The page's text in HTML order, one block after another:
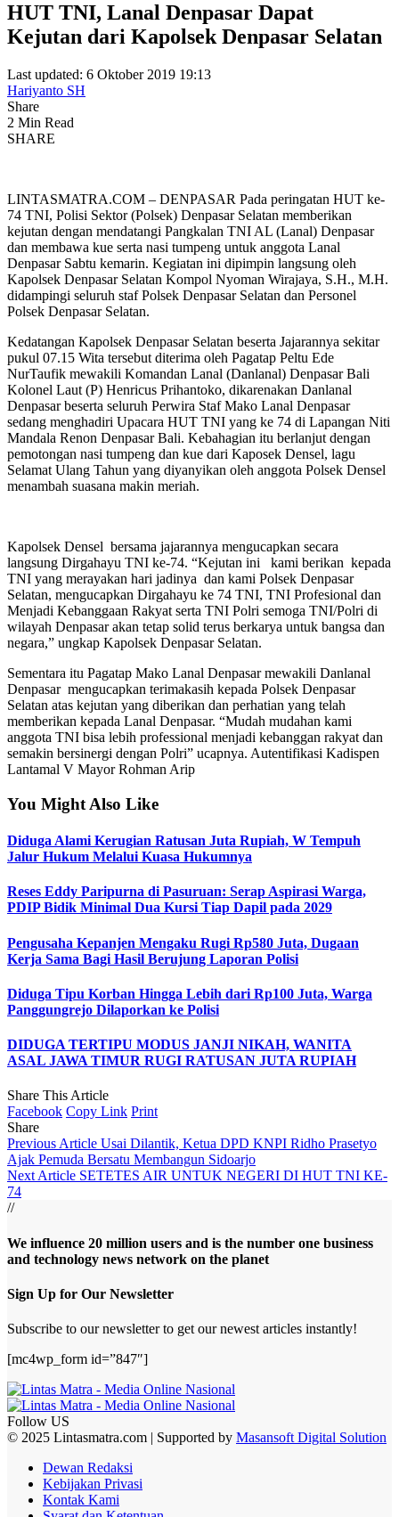
HUT TNI, Lanal Denpasar Dapat
Kejutan dari Kapolsek Denpasar Selatan
Last updated: 6 Oktober 2019 19:13
Hariyanto SH
Share
2 Min Read
SHARE
LINTASMATRA.COM – DENPASAR Pada peringatan HUT ke-
74 TNI, Polisi Sektor (Polsek) Denpasar Selatan memberikan
kejutan dengan mendatangi Pangkalan TNI AL (Lanal) Denpasar
dan membawa kue serta nasi tumpeng untuk anggota Lanal
Denpasar Sabtu kemarin. Kegiatan ini dipimpin langsung oleh
Kapolsek Denpasar Selatan Kompol Nyoman Wirajaya, S.H., M.H.
didampingi seluruh staf Polsek Denpasar Selatan dan Personel
Polsek Denpasar Selatan.
Kedatangan Kapolsek Denpasar Selatan beserta Jajarannya sekitar
pukul 07.15 Wita tersebut diterima oleh Pagatap Peltu Ede
NurTaufik mewakili Komandan Lanal (Danlanal) Denpasar Bali
Kolonel Laut (P) Henricus Prihantoko, dikarenakan Danlanal
Denpasar beserta seluruh Perwira Staf Mako Lanal Denpasar
sedang menghadiri Upacara HUT TNI yang ke 74 di Lapangan Niti
Mandala Renon Denpasar Bali. Kebahagian itu berlanjut dengan
pemotongan nasi tumpeng dan kue dari Kaposek Densel, lagu
Selamat Ulang Tahun yang diyanyikan oleh anggota Polsek Densel
menambah suasana makin meriah.
Kapolsek Densel bersama jajarannya mengucapkan secara
langsung Dirgahayu TNI ke-74. “Kejutan ini kami berikan kepada
TNI yang merayakan hari jadinya dan kami Polsek Denpasar
Selatan, mengucapkan Dirgahayu ke 74 TNI, TNI Profesional dan
Menjadi Kebanggaan Rakyat serta TNI Polri semoga TNI/Polri di
wilayah Denpasar akan tetap solid terus berkarya untuk bangsa dan
negara,” ungkap Kapolsek Denpasar Selatan.
Sementara itu Pagatap Mako Lanal Denpasar mewakili Danlanal
Denpasar mengucapkan terimakasih kepada Polsek Denpasar
Selatan atas kejutan yang diberikan dan perhatian yang telah
memberikan kepada Lanal Denpasar. “Mudah mudahan kami
anggota TNI bisa lebih professional menjadi kebanggan rakyat dan
semakin bersinergi dengan Polri” ucapnya. Autentifikasi Kadispen
Lantamal V Mayor Rohman Arip
You Might Also Like
Diduga Alami Kerugian Ratusan Juta Rupiah, W Tempuh
Jalur Hukum Melalui Kuasa Hukumnya
Reses Eddy Paripurna di Pasuruan: Serap Aspirasi Warga,
PDIP Bidik Minimal Dua Kursi Tiap Dapil pada 2029
Pengusaha Kepanjen Mengaku Rugi Rp580 Juta, Dugaan
Kerja Sama Bagi Hasil Berujung Laporan Polisi
Diduga Tipu Korban Hingga Lebih dari Rp100 Juta, Warga
Panggungrejo Dilaporkan ke Polisi
DIDUGA TERTIPU MODUS JANJI NIKAH, WANITA
ASAL JAWA TIMUR RUGI RATUSAN JUTA RUPIAH
Share This Article
Facebook Copy Link Print
Share
Previous Article Usai Dilantik, Ketua DPD KNPI Ridho Prasetyo
Ajak Pemuda Bersatu Membangun Sidoarjo
Next Article SETETES AIR UNTUK NEGERI DI HUT TNI KE-
74
//
We influence 20 million users and is the number one business
and technology news network on the planet
Sign Up for Our Newsletter
Subscribe to our newsletter to get our newest articles instantly!
[mc4wp_form id=”847″]
Follow US
© 2025 Lintasmatra.com | Supported by Masansoft Digital Solution
Dewan Redaksi
Kebijakan Privasi
Kontak Kami